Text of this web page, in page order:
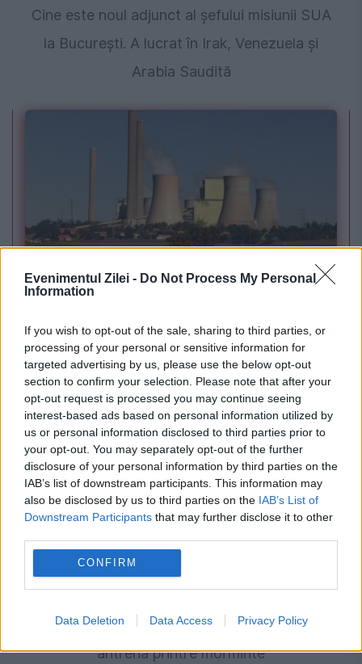
Evenimentul Zilei - Do Not Process My Personal
Information
If you wish to opt-out of the sale, sharing to third parties, or
processing of your personal or sensitive information for
targeted advertising by us, please use the below opt-out
section to confirm your selection. Please note that after your
opt-out request is processed you may continue seeing
interest-based ads based on personal information utilized by
us or personal information disclosed to third parties prior to
your opt-out. You may separately opt-out of the further
disclosure of your personal information by third parties on the
IAB’s list of downstream participants. This information may
also be disclosed by us to third parties on the IAB’s List of
Downstream Participants that may further disclose it to other
CONFIRM
Data Deletion Data Access Privacy Policy
Cine este noul adjunct al șefului misiunii SUA
la București. A lucrat în Irak, Venezuela și
Arabia Saudită
POLITICA
de urgență pentru energie și susține
menținerea centralelor pe cărbune. Critici la
adresa lui Bolojan
SOCIAL
Fitness în cimitir, la Viena. Localnicii se pot
antrena printre morminte